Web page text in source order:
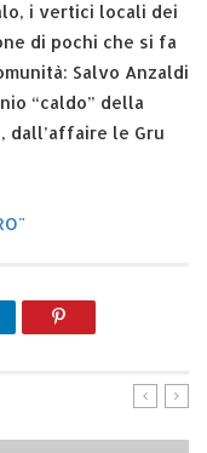
i vertici locali dei
di pochi che si fa
Salvo Anzaldi
“caldo” della
dall’affaire le Gru